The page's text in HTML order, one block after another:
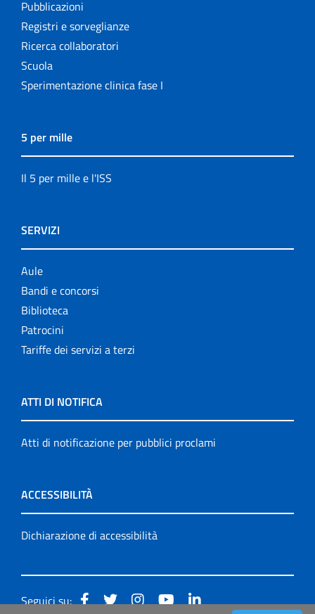
Pubblicazioni
Registri e sorveglianze
Ricerca collaboratori
Scuola
Sperimentazione clinica fase I
5 per mille
Il 5 per mille e l'ISS
SERVIZI
Aule
Bandi e concorsi
Biblioteca
Patrocini
Tariffe dei servizi a terzi
ATTI DI NOTIFICA
Atti di notificazione per pubblici proclami
ACCESSIBILITÀ
Dichiarazione di accessibilità
Seguici su: